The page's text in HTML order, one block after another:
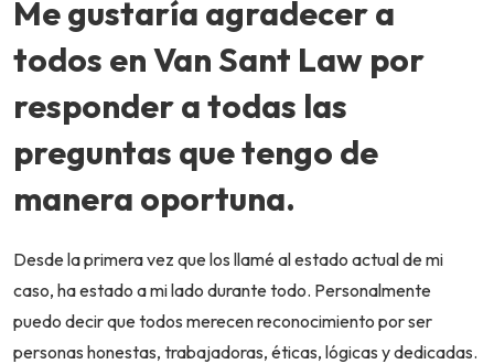
Me gustaría agradecer a
todos en Van Sant Law por
responder a todas las
preguntas que tengo de
manera oportuna.
Desde la primera vez que los llamé al estado actual de mi
caso, ha estado a mi lado durante todo. Personalmente
puedo decir que todos merecen reconocimiento por ser
personas honestas, trabajadoras, éticas, lógicas y dedicadas.